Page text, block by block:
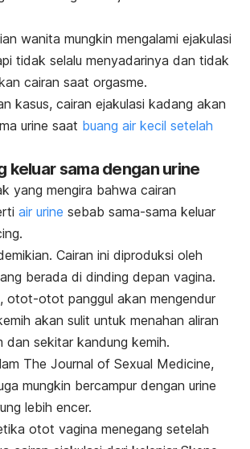
wanita mungkin mengalami ejakulasi
tidak selalu menyadarinya dan tidak
cairan saat orgasme.
kasus, cairan ejakulasi kadang akan
urine saat buang air kecil setelah
keluar sama dengan urine
yang mengira bahwa cairan
air urine sebab sama-sama keluar
Cairan ini diproduksi oleh
berada di dinding depan vagina.
, otot-otot panggul akan mengendur
akan sulit untuk menahan aliran
dan sekitar kandung kemih.
The Journal of Sexual Medicine,
mungkin bercampur dengan urine
lebih encer.
otot vagina menegang setelah